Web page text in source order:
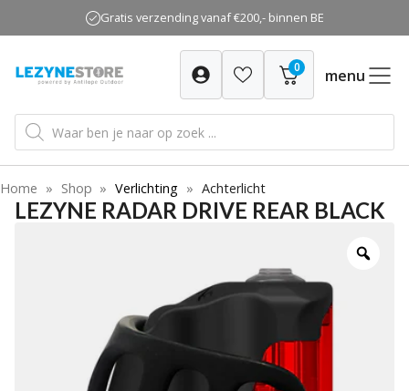
naar
inhoud
Gratis verzending vanaf €200,- binnen BE
0 menu
Producten
zoeken
Home » Shop » Verlichting » Achterlicht
LEZYNE RADAR DRIVE REAR BLACK